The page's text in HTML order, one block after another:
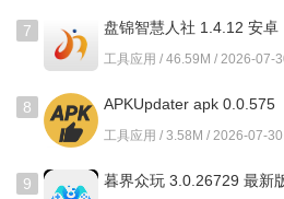
3、使用大纲视图功能，手动或口
4、在写作板块选择工作总结模板
7
盘锦智慧人社 1.4.12 安卓
版
工具应用 / 46.59M / 2026-07-
8
APKUpdater apk 0.0.575
安卓版
工具应用 / 3.58M / 2026-07-30
9
暮界众玩 3.0.26729 最新